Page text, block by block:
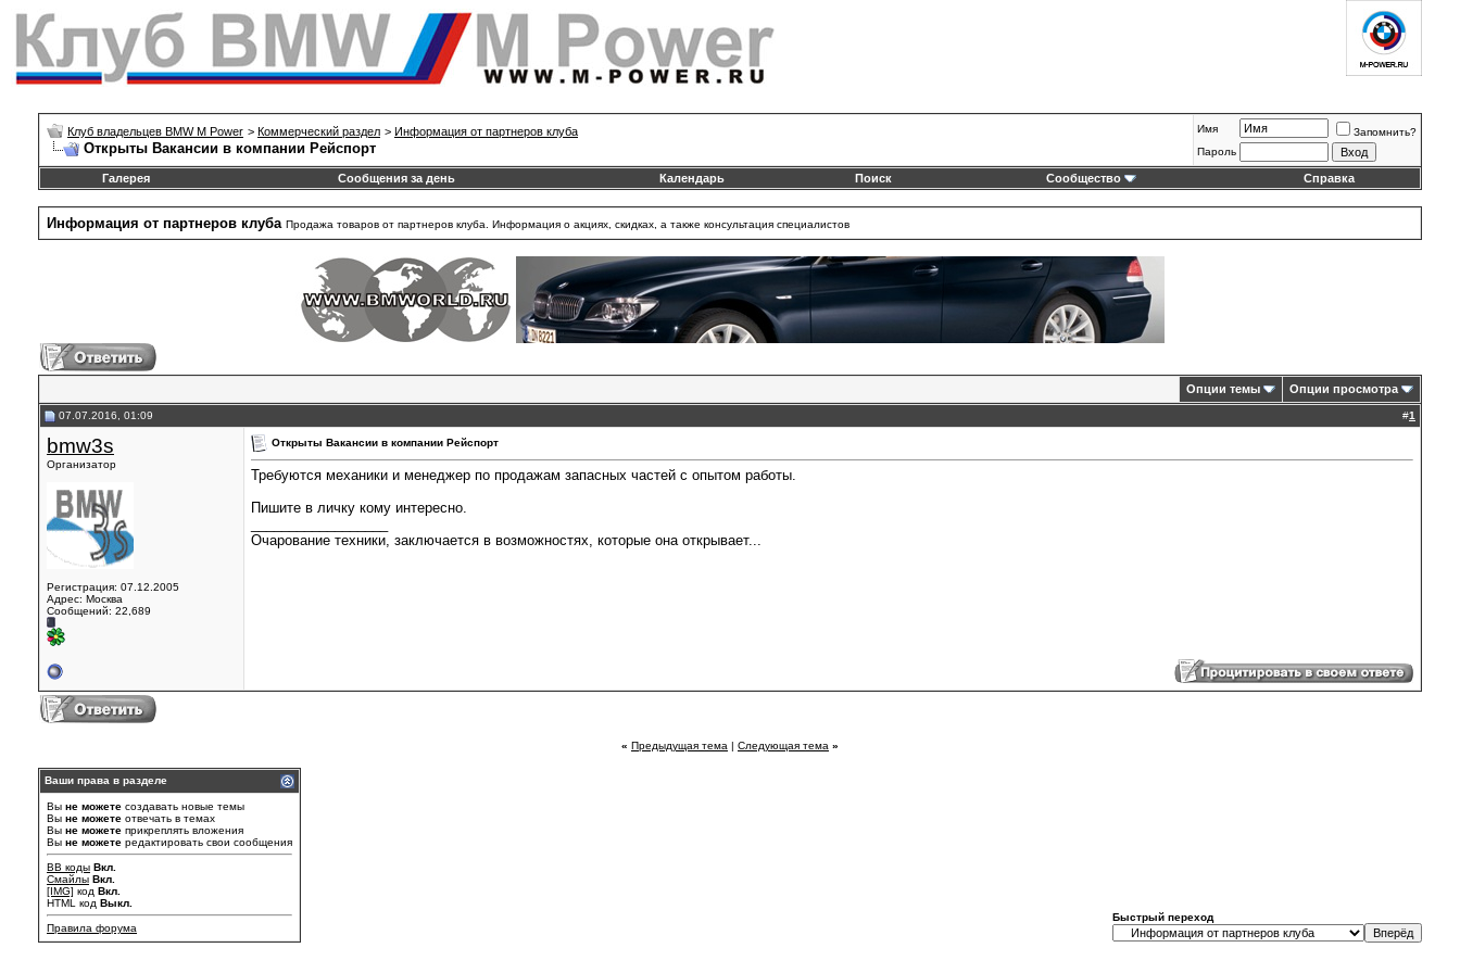
Клуб владельцев BMW M Power > Коммерческий раздел > Информация от партнеров клуба
Открыты Вакансии в компании Рейспорт
Имя
Запомнить?
Пароль
Галерея Сообщения за день Календарь Поиск Сообщество Справка
Информация от партнеров клуба Продажа товаров от партнеров клуба. Информация о акциях, скидках, а также консультация специалистов
Опции темы Опции просмотра
07.07.2016, 01:09 #1
bmw3s
Организатор
Регистрация: 07.12.2005
Адрес: Москва
Сообщений: 22,689
Открыты Вакансии в компании Рейспорт
Требуются механики и менеджер по продажам запасных частей с опытом работы.
Пишите в личку кому интересно.
Очарование техники, заключается в возможностях, которые она открывает...
« Предыдущая тема | Следующая тема »
Ваши права в разделе
Вы не можете создавать новые темы
Вы не можете отвечать в темах
Вы не можете прикреплять вложения
Вы не можете редактировать свои сообщения
BB коды Вкл.
Смайлы Вкл.
[IMG] код Вкл.
HTML код Выкл.
Правила форума
Быстрый переход